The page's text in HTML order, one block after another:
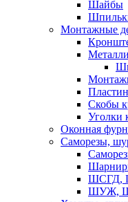
Шайбы
Монтажные
Скобы
Уголки
Оконная
Саморезы,
ШСГД,
ШУЖ,